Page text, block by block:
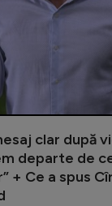
clar după
departe de
+ Ce a spus